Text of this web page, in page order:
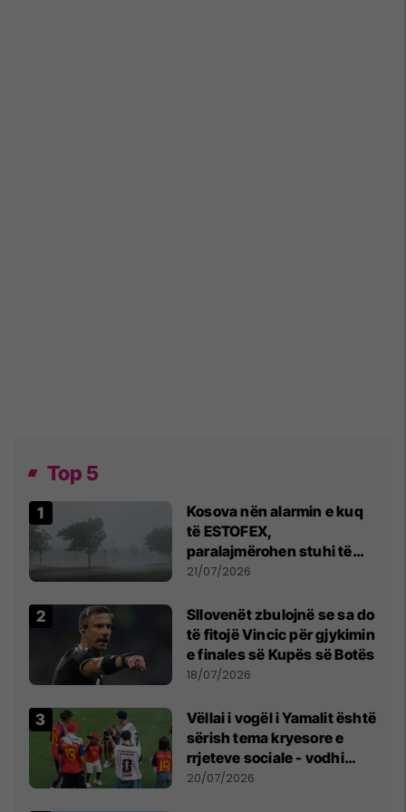
Top 5
Kosova nën alarmin e kuq
të ESTOFEX,
paralajmërohen stuhi të
fuqishme me breshër dhe
21/07/2026
Sllovenët zbulojnë se sa do
të fitojë Vincic për gjykimin
e finales së Kupës së Botës
18/07/2026
Vëllai i vogël i Yamalit është
sërish tema kryesore e
rrjeteve sociale - vodhi
vëmendjen pas finales së
20/07/2026